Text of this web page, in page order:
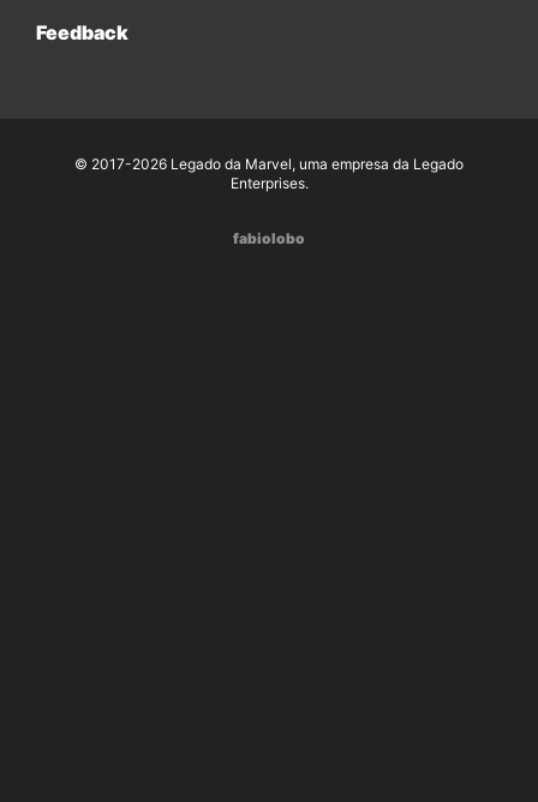
Feedback
© 2017-2026 Legado da Marvel, uma empresa da Legado
Enterprises.
fabiolobo